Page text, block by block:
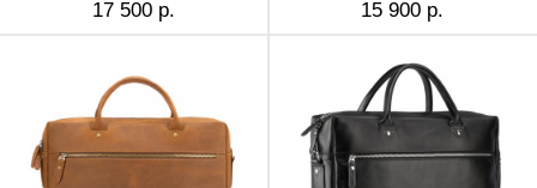
17 500 р. 15 900 р.